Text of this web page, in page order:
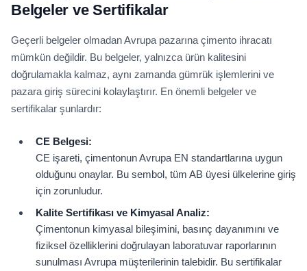
Belgeler ve Sertifikalar
Geçerli belgeler olmadan Avrupa pazarına çimento ihracatı
mümkün değildir. Bu belgeler, yalnızca ürün kalitesini
doğrulamakla kalmaz, aynı zamanda gümrük işlemlerini ve
pazara giriş sürecini kolaylaştırır. En önemli belgeler ve
sertifikalar şunlardır:
CE Belgesi:
CE işareti, çimentonun Avrupa EN standartlarına uygun
olduğunu onaylar. Bu sembol, tüm AB üyesi ülkelerine giriş
için zorunludur.
Kalite Sertifikası ve Kimyasal Analiz:
Çimentonun kimyasal bileşimini, basınç dayanımını ve
fiziksel özelliklerini doğrulayan laboratuvar raporlarının
sunulması Avrupa müşterilerinin talebidir. Bu sertifikalar